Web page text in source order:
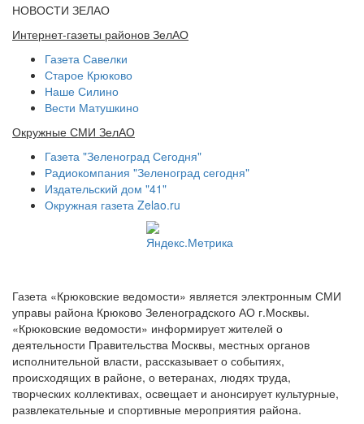
НОВОСТИ ЗЕЛАО
Интернет-газеты районов ЗелАО
Газета Савелки
Старое Крюково
Наше Силино
Вести Матушкино
Окружные СМИ ЗелАО
Газета "Зеленоград Сегодня"
Радиокомпания "Зеленоград сегодня"
Издательский дом "41"
Окружная газета Zelao.ru
Газета «Крюковские ведомости» является электронным СМИ
управы района Крюково Зеленоградского АО г.Москвы.
«Крюковские ведомости» информирует жителей о
деятельности Правительства Москвы, местных органов
исполнительной власти, рассказывает о событиях,
происходящих в районе, о ветеранах, людях труда,
творческих коллективах, освещает и анонсирует культурные,
развлекательные и спортивные мероприятия района.